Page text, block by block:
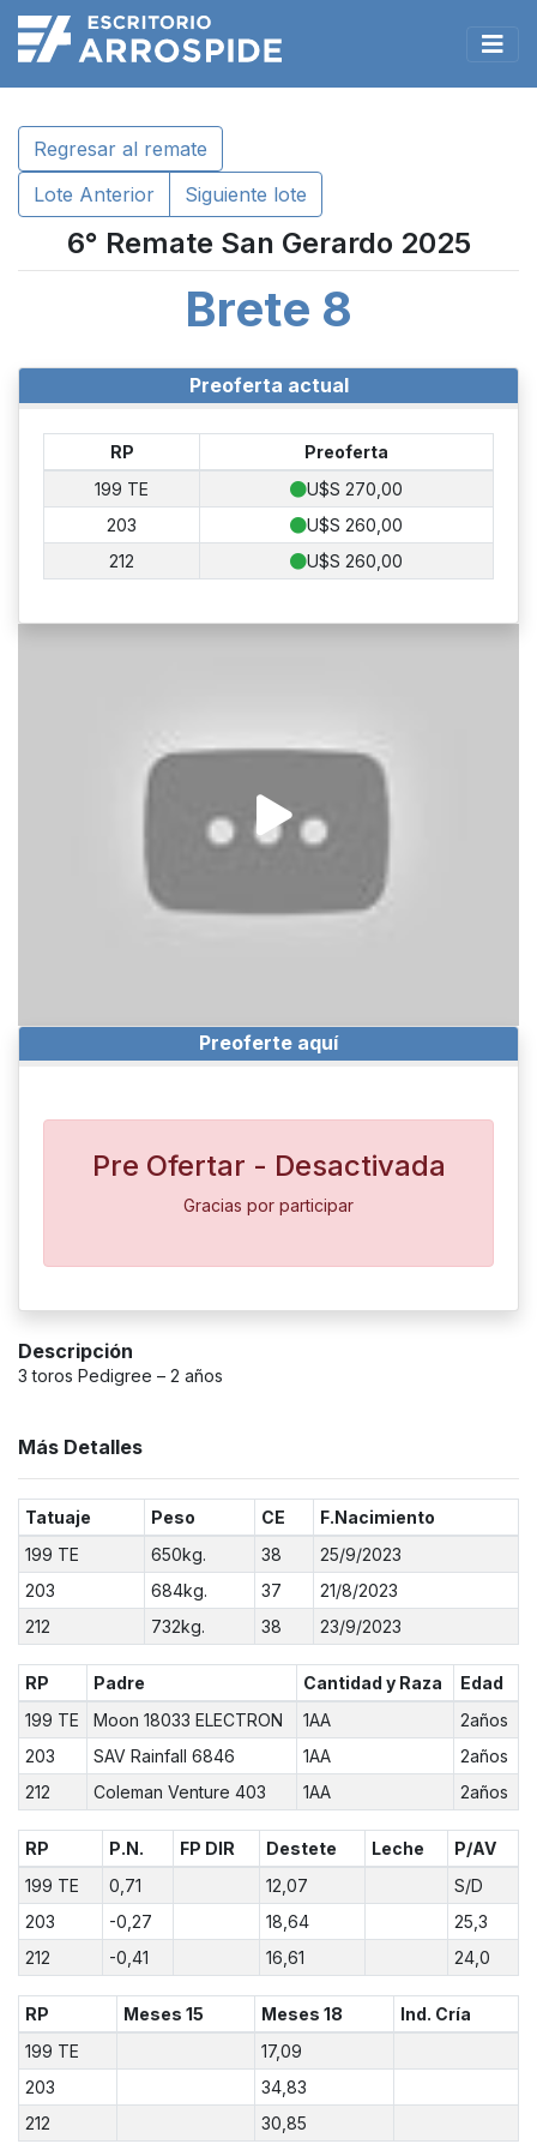
Regresar al remate
Lote Anterior
Siguiente lote
6° Remate San Gerardo 2025
Brete 8
Preoferta actual
RP
Preoferta
199 TE
U$S 270,00
203
U$S 260,00
212
U$S 260,00
Descripción
3 toros Pedigree – 2 años
Más Detalles
Tatuaje Peso CE
F.Nacimiento
199 TE
650kg. 38
25/9/2023
203
684kg. 37
21/8/2023
212
732kg. 38 23/9/2023
RP Padre Cantidad y Raza
Edad
199 TE
Moon 18033 ELECTRON 1AA
2años
203
SAV Rainfall 6846 1AA
2años
212
Coleman Venture 403 1AA 2años
RP P.N. FP DIR Destete Leche
P/AV
199 TE
0,71 12,07
S/D
203
-0,27 18,64
25,3
212
-0,41 16,61 24,0
RP Meses 15 Meses 18
Ind. Cría
199 TE
17,09
203
34,83
212
30,85
Preoferte aquí
Pre Ofertar - Desactivada
Gracias por participar